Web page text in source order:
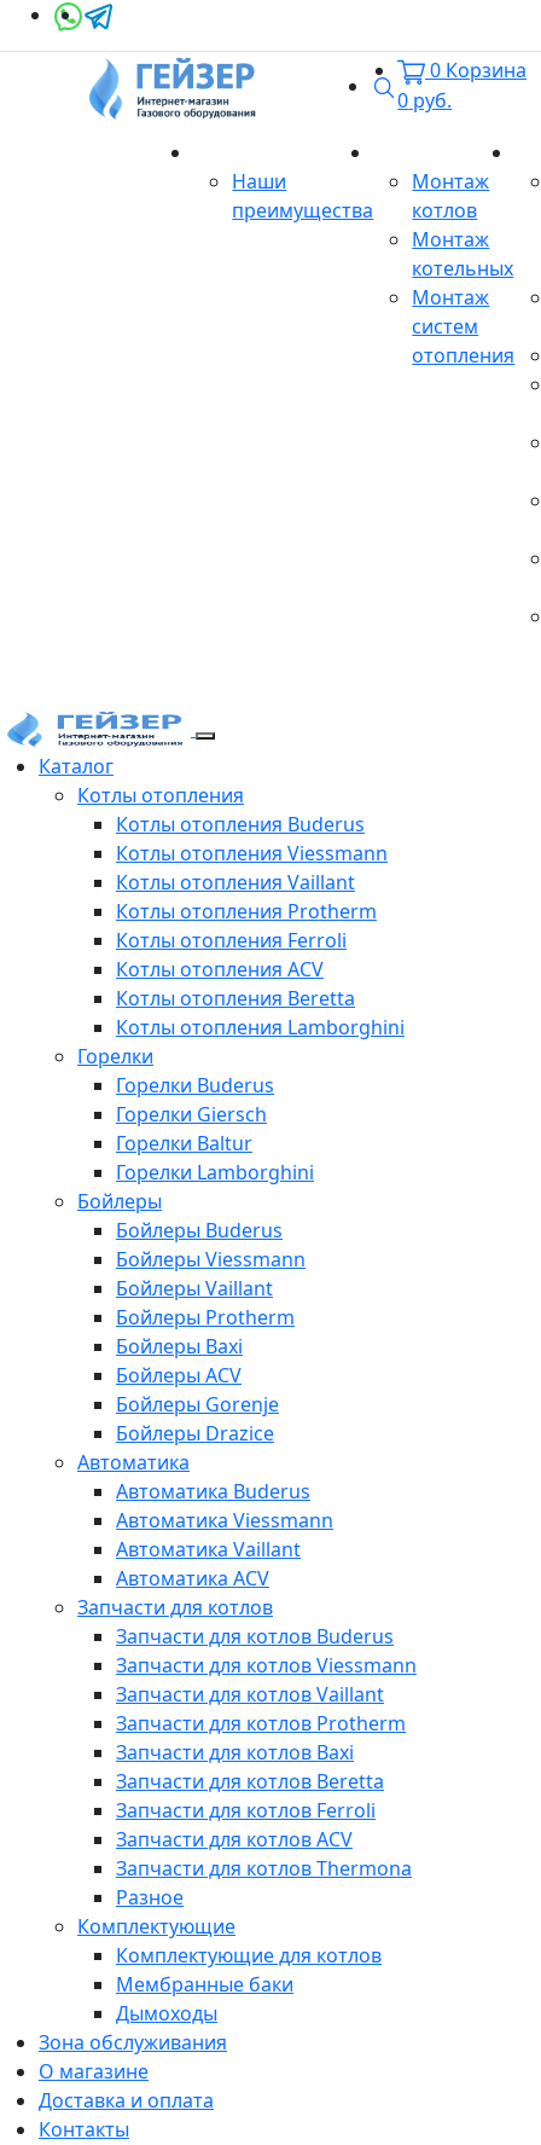
Поиск
0 Корзина
0 руб.
Наши
преимущества
Монтаж
котлов
Монтаж
котельных
Монтаж
систем
отопления
Каталог
Котлы отопления
Котлы отопления Buderus
Котлы отопления Viessmann
Котлы отопления Vaillant
Котлы отопления Protherm
Котлы отопления Ferroli
Котлы отопления ACV
Котлы отопления Beretta
Котлы отопления Lamborghini
Горелки
Горелки Buderus
Горелки Giersch
Горелки Baltur
Горелки Lamborghini
Бойлеры
Бойлеры Buderus
Бойлеры Viessmann
Бойлеры Vaillant
Бойлеры Protherm
Бойлеры Baxi
Бойлеры ACV
Бойлеры Gorenje
Бойлеры Drazice
Автоматика
Автоматика Buderus
Автоматика Viessmann
Автоматика Vaillant
Автоматика ACV
Запчасти для котлов
Запчасти для котлов Buderus
Запчасти для котлов Viessmann
Запчасти для котлов Vaillant
Запчасти для котлов Protherm
Запчасти для котлов Baxi
Запчасти для котлов Beretta
Запчасти для котлов Ferroli
Запчасти для котлов ACV
Запчасти для котлов Thermona
Разное
Комплектующие
Комплектующие для котлов
Мембранные баки
Дымоходы
Зона обслуживания
О магазине
Доставка и оплата
Контакты